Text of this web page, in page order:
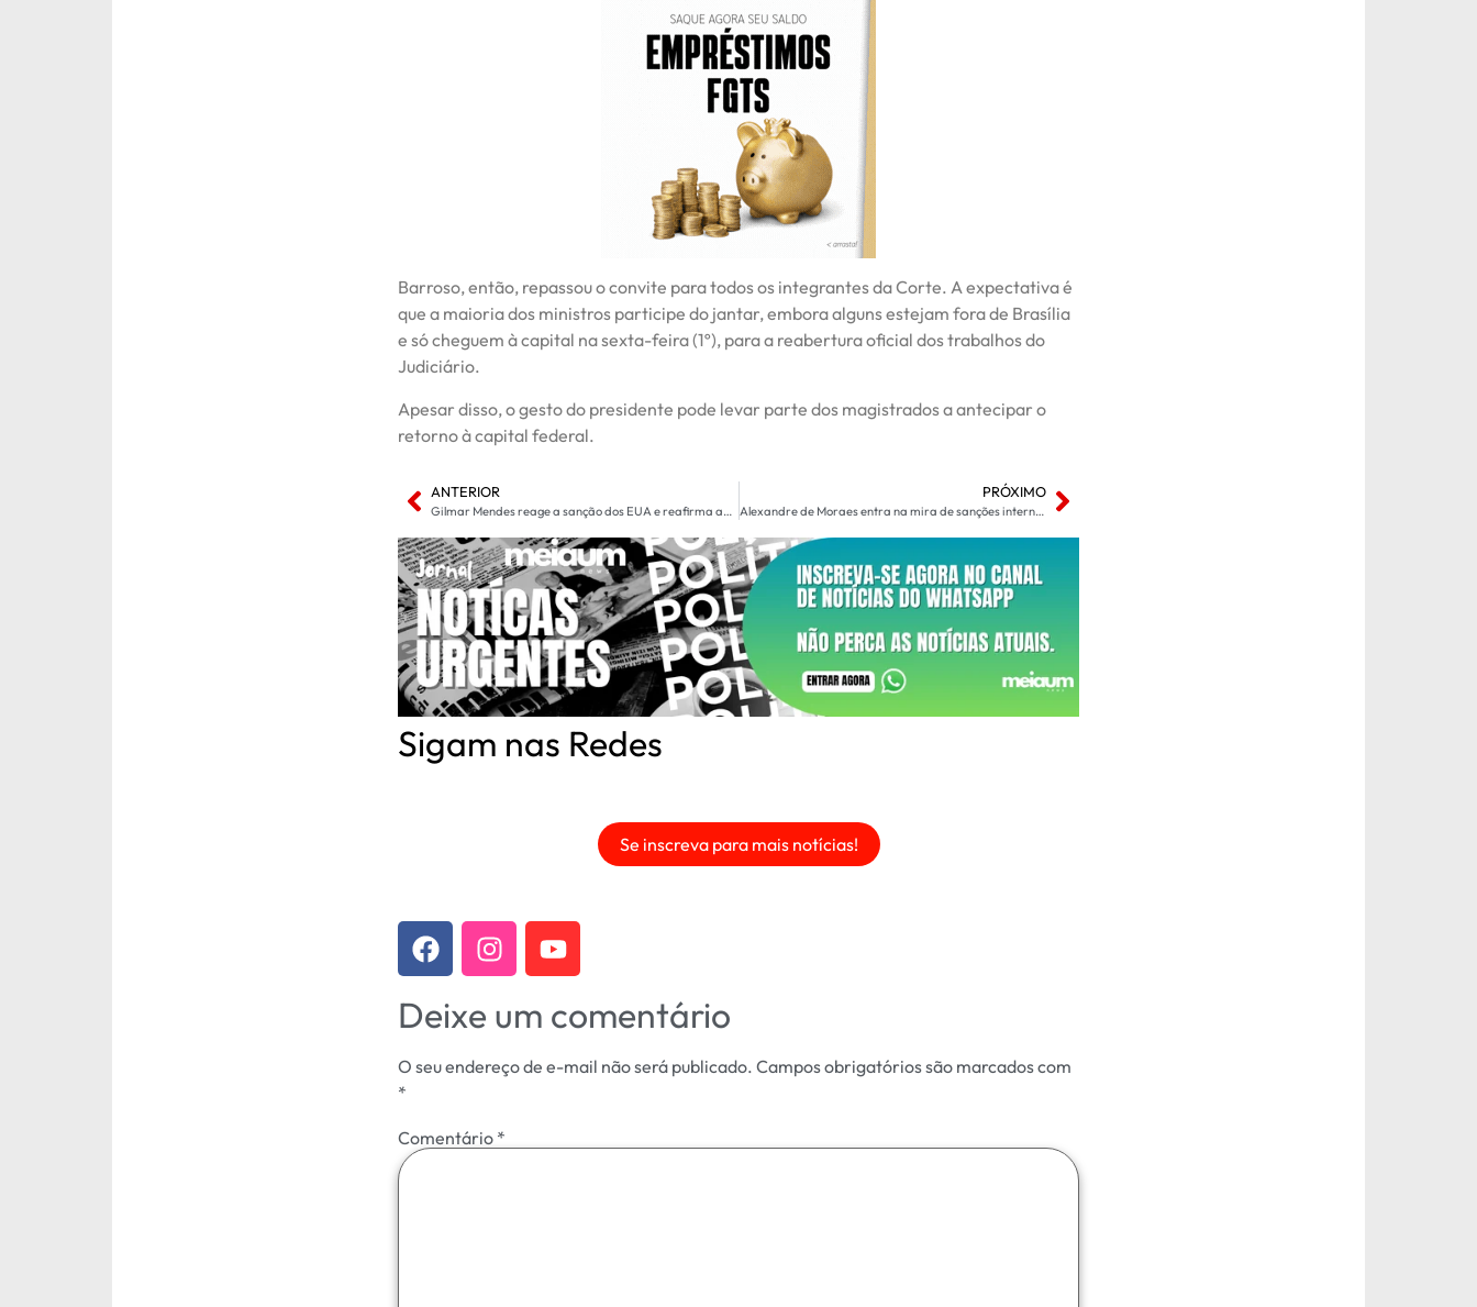
Barroso, então, repassou o convite para todos os integrantes da Corte. A expectativa é
que a maioria dos ministros participe do jantar, embora alguns estejam fora de Brasília
e só cheguem à capital na sexta-feira (1º), para a reabertura oficial dos trabalhos do
Judiciário.
Apesar disso, o gesto do presidente pode levar parte dos magistrados a antecipar o
retorno à capital federal.
ANTERIOR
Gilmar Mendes reage a sanção dos EUA e reafirma apoio a Alexandre de Moraes
PRÓXIMO
Alexandre de Moraes entra na mira de sanções internacionais sob alegação de violações de direitos
Sigam nas Redes
Se inscreva para mais notícias!
Deixe um comentário
O seu endereço de e-mail não será publicado. Campos obrigatórios são marcados com
*
Comentário *